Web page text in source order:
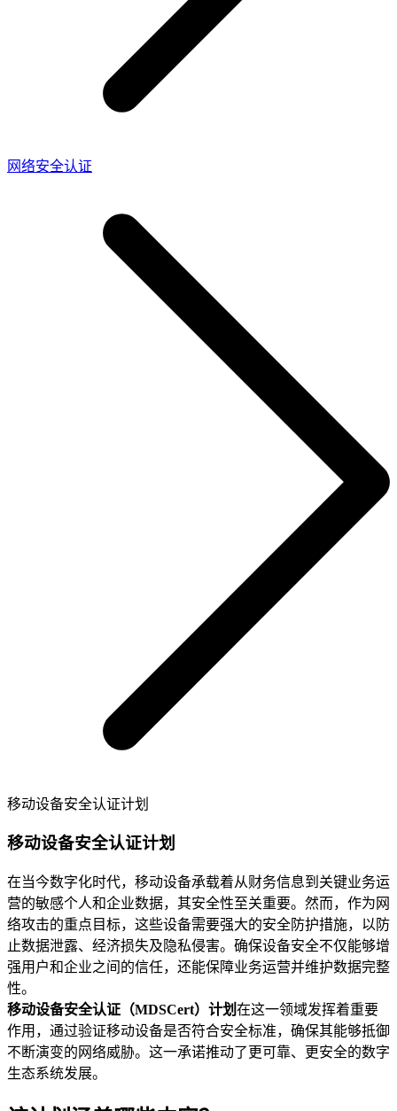
网络安全认证
移动设备安全认证计划
移动设备安全认证计划
在当今数字化时代，移动设备承载着从财务信息到关键业务运
营的敏感个人和企业数据，其安全性至关重要。然而，作为网
络攻击的重点目标，这些设备需要强大的安全防护措施，以防
止数据泄露、经济损失及隐私侵害。确保设备安全不仅能够增
强用户和企业之间的信任，还能保障业务运营并维护数据完整
性。
移动设备安全认证（MDSCert）计划在这一领域发挥着重要
作用，通过验证移动设备是否符合安全标准，确保其能够抵御
不断演变的网络威胁。这一承诺推动了更可靠、更安全的数字
生态系统发展。